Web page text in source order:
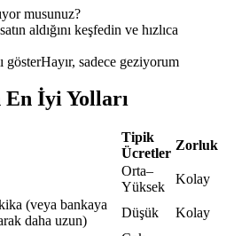
kullanan vadeli işlemler
musunuz?
aldığını keşfedin ve hızlıca
gösterHayır, sadece geziyorum
En İyi Yolları
Tipik
Ücretler
Zorluk
Orta–
Yüksek
Kolay
(veya bankaya
daha uzun)
Düşük
Kolay